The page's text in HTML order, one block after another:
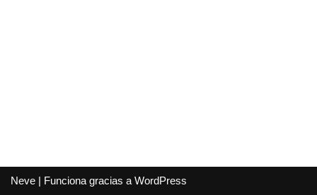
Neve | Funciona gracias a WordPress